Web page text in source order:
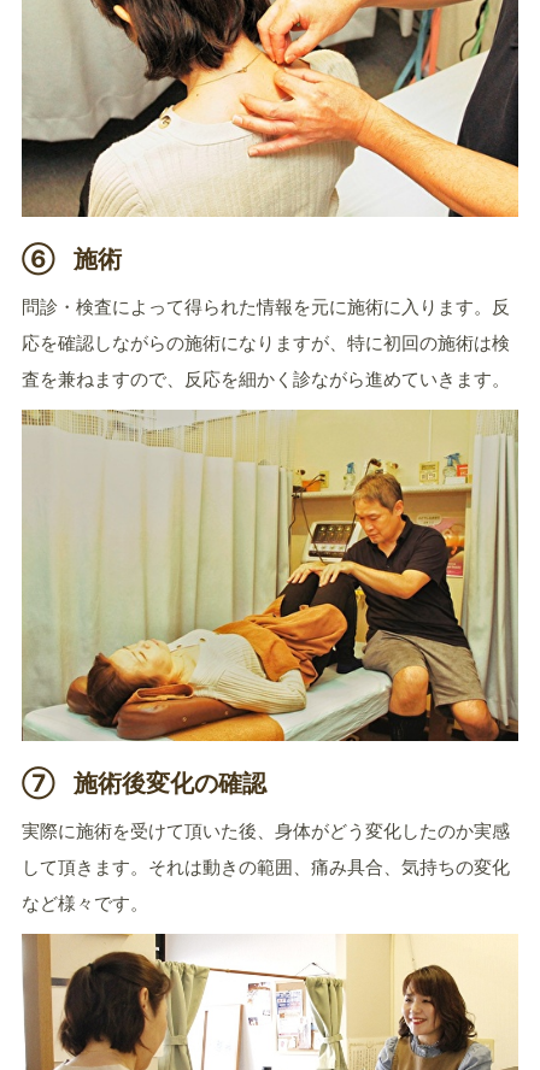
⑥ 施術
問診・検査によって得られた情報を元に施術に入ります。反
応を確認しながらの施術になりますが、特に初回の施術は検
査を兼ねますので、反応を細かく診ながら進めていきます。
⑦ 施術後変化の確認
実際に施術を受けて頂いた後、身体がどう変化したのか実感
して頂きます。それは動きの範囲、痛み具合、気持ちの変化
など様々です。